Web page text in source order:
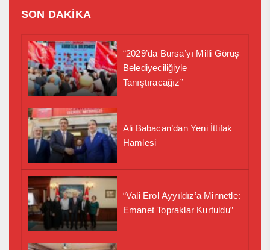
SON DAKİKA
“2029’da Bursa’yı Milli Görüş
Belediyeciliğiyle
Tanıştıracağız”
Ali Babacan’dan Yeni İttifak
Hamlesi
“Vali Erol Ayyıldız’a Minnetle:
Emanet Topraklar Kurtuldu”